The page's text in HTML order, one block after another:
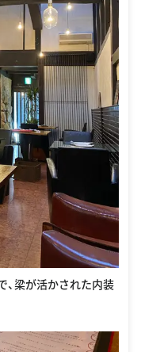
、梁が活かされた内装